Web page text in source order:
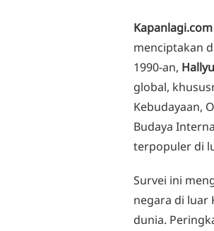
Kapanlagi.com
menciptakan
1990-an, Hallyu
global,
Kebudayaan,
Budaya
terpopuler di
Survei ini
negara di luar
dunia.